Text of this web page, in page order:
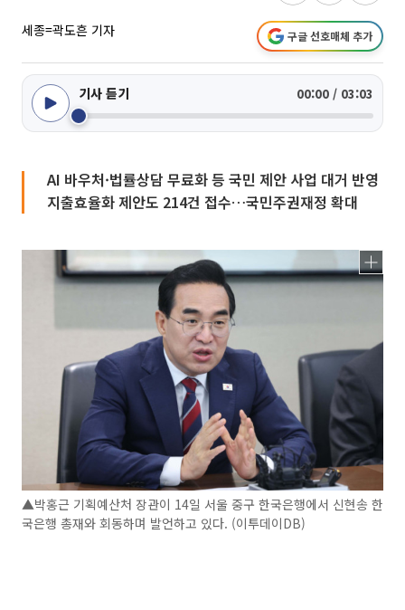
세종=곽도흔 기자 구글 선호매체 추가
기사 듣기 00:00 / 03:03
AI 바우처·법률상담 무료화 등 국민 제안 사업 대거 반영
지출효율화 제안도 214건 접수…국민주권재정 확대
▲박홍근 기획예산처 장관이 14일 서울 중구 한국은행에서 신현송 한
국은행 총재와 회동하며 발언하고 있다. (이투데이DB)